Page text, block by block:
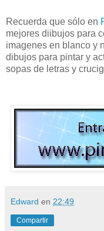
Recuerda que sólo en
mejores diibujos para
imagenes en blanco y
dibujos para pintar y
sopas de letras y
Edward en 22:49
Compartir